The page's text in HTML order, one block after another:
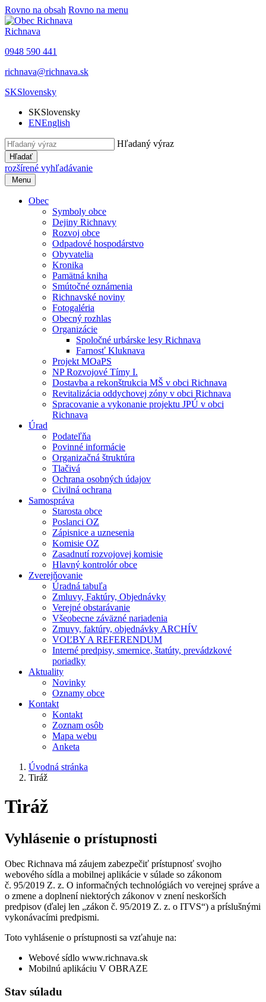
Rovno na obsah Rovno na menu
Richnava
0948 590 441
richnava@richnava.sk
SKSlovensky
SKSlovensky
ENEnglish
Hľadaný výraz
Hľadať
rozšírené vyhľadávanie
Menu
Obec
Symboly obce
Dejiny Richnavy
Rozvoj obce
Odpadové hospodárstvo
Obyvatelia
Kronika
Pamätná kniha
Smútočné oznámenia
Richnavské noviny
Fotogaléria
Obecný rozhlas
Organizácie
Spoločné urbárske lesy Richnava
Farnosť Kluknava
Projekt MOaPS
NP Rozvojové Tímy I.
Dostavba a rekonštrukcia MŠ v obci Richnava
Revitalizácia oddychovej zóny v obci Richnava
Spracovanie a vykonanie projektu JPÚ v obci
Richnava
Úrad
Podateľňa
Povinné informácie
Organizačná štruktúra
Tlačivá
Ochrana osobných údajov
Civilná ochrana
Samospráva
Starosta obce
Poslanci OZ
Zápisnice a uznesenia
Komisie OZ
Zasadnutí rozvojovej komisie
Hlavný kontrolór obce
Zverejňovanie
Úradná tabuľa
Zmluvy, Faktúry, Objednávky
Verejné obstarávanie
Všeobecne záväzné nariadenia
Zmuvy, faktúry, objednávky ARCHÍV
VOĽBY A REFERENDUM
Interné predpisy, smernice, štatúty, prevádzkové
poriadky
Aktuality
Novinky
Oznamy obce
Kontakt
Kontakt
Zoznam osôb
Mapa webu
Anketa
Úvodná stránka
Tiráž
Tiráž
Vyhlásenie o prístupnosti
Obec Richnava má záujem zabezpečiť prístupnosť svojho
webového sídla a mobilnej aplikácie v súlade so zákonom
č. 95/2019 Z. z. O informačných technológiách vo verejnej správe a
o zmene a doplnení niektorých zákonov v znení neskorších
predpisov (ďalej len „zákon č. 95/2019 Z. z. o ITVS“) a príslušnými
vykonávacími predpismi.
Toto vyhlásenie o prístupnosti sa vzťahuje na:
Webové sídlo www.richnava.sk
Mobilnú aplikáciu V OBRAZE
Stav súladu